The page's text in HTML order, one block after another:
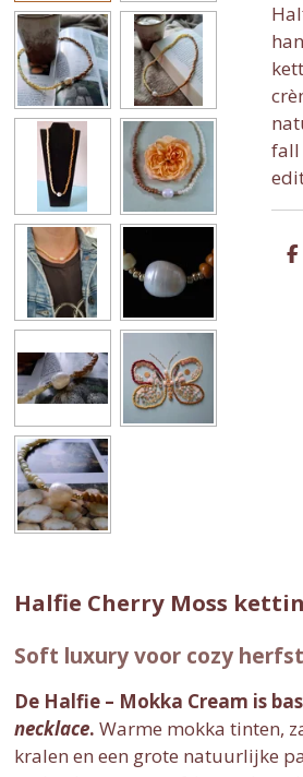
fall
D
Halfie Cherry Moss
Soft luxury voor cozy
De Halfie – Mokka Cream is
necklace. Warme mokka tinten,
kralen en een grote natuurlijke